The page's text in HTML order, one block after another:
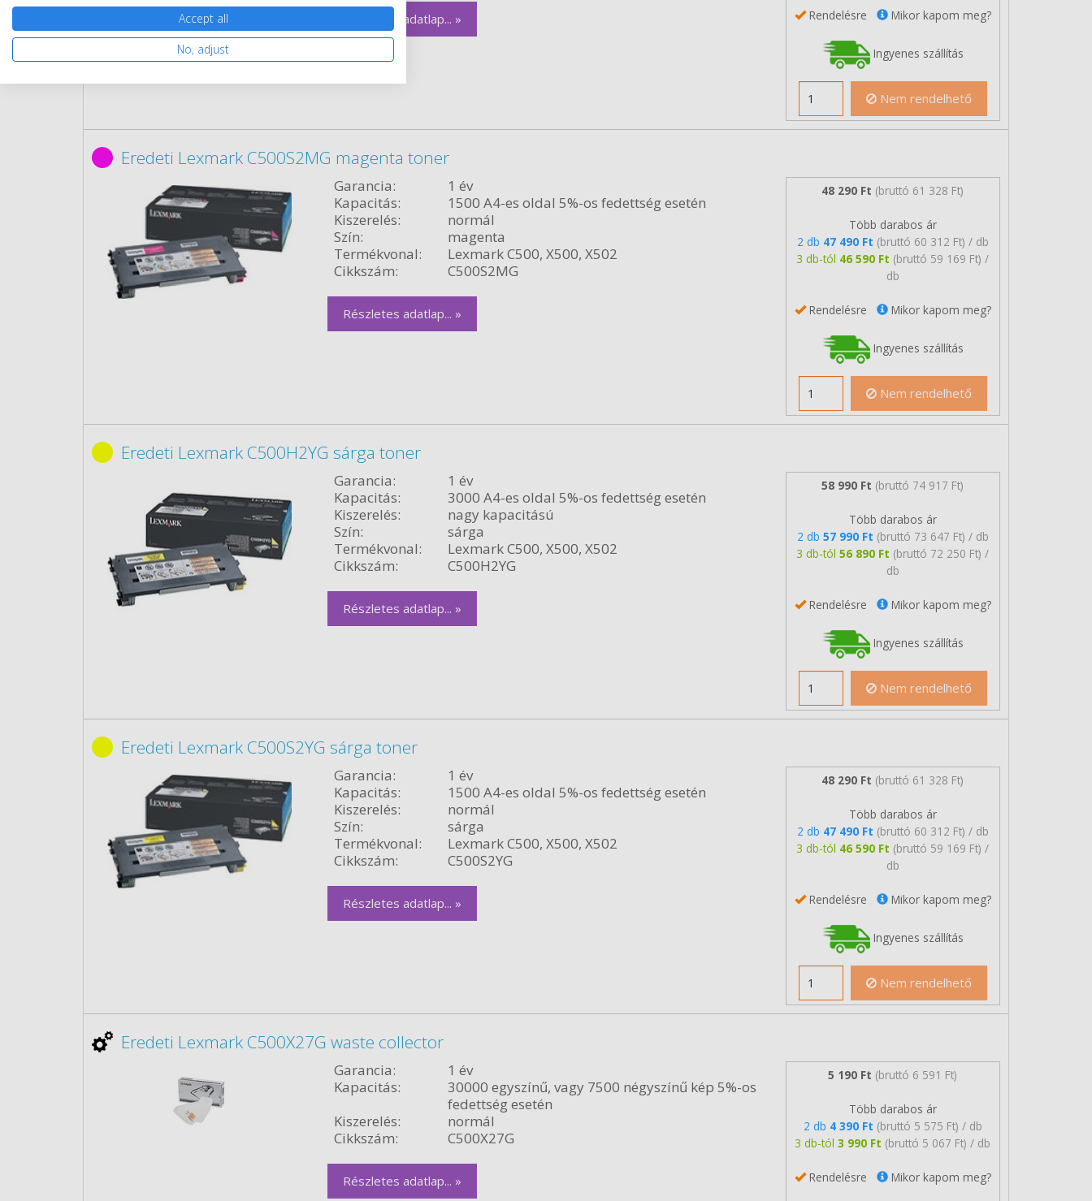
Részletes adatlap... » Rendelésre Mikor kapom meg?
Ingyenes szállítás
Nem rendelhető
Eredeti Lexmark C500S2MG magenta toner
Garancia:
1 év
Kapacitás:
1500 A4-es oldal 5%-os fedettség esetén
Kiszerelés:
normál
Szín:
magenta
Termékvonal:
Lexmark C500, X500, X502
Cikkszám:
C500S2MG
Részletes adatlap... »
48 290 Ft (bruttó 61 328 Ft)
Több darabos ár
2 db 47 490 Ft (bruttó 60 312 Ft) / db
3 db-tól 46 590 Ft (bruttó 59 169 Ft) /
db
Rendelésre Mikor kapom meg?
Ingyenes szállítás
Nem rendelhető
Eredeti Lexmark C500H2YG sárga toner
Garancia:
1 év
Kapacitás:
3000 A4-es oldal 5%-os fedettség esetén
Kiszerelés:
nagy kapacitású
Szín:
sárga
Termékvonal:
Lexmark C500, X500, X502
Cikkszám:
C500H2YG
Részletes adatlap... »
58 990 Ft (bruttó 74 917 Ft)
Több darabos ár
2 db 57 990 Ft (bruttó 73 647 Ft) / db
3 db-tól56 890 Ft (bruttó 72 250 Ft) /
db
Rendelésre Mikor kapom meg?
Ingyenes szállítás
Nem rendelhető
Eredeti Lexmark C500S2YG sárga toner
Garancia:
1 év
Kapacitás:
1500 A4-es oldal 5%-os fedettség esetén
Kiszerelés:
normál
Szín:
sárga
Termékvonal:
Lexmark C500, X500, X502
Cikkszám:
C500S2YG
Részletes adatlap... »
48 290 Ft (bruttó 61 328 Ft)
Több darabos ár
2 db 47 490 Ft (bruttó 60 312 Ft) / db
3 db-tól 46 590 Ft (bruttó 59 169 Ft) /
db
Rendelésre Mikor kapom meg?
Ingyenes szállítás
Nem rendelhető
Eredeti Lexmark C500X27G waste collector
Garancia:
1 év
Kapacitás:
30000 egyszínű, vagy 7500 négyszínű kép 5%-os
fedettség esetén
Kiszerelés:
normál
Cikkszám:
C500X27G
Részletes adatlap... »
5 190 Ft (bruttó 6 591 Ft)
Több darabos ár
2 db 4 390 Ft (bruttó 5 575 Ft) / db
3 db-tól3 990 Ft (bruttó 5 067 Ft) / db
Rendelésre Mikor kapom meg?
Accept all
No, adjust